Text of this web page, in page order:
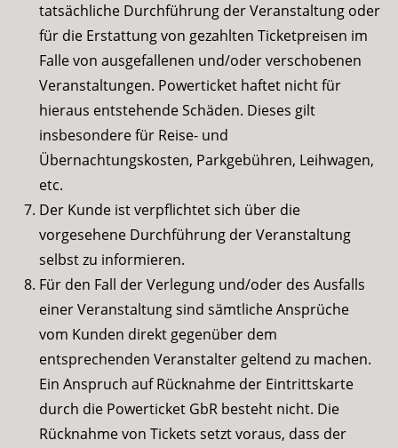
tatsächliche Durchführung der Veranstaltung oder
für die Erstattung von gezahlten Ticketpreisen im
Falle von ausgefallenen und/oder verschobenen
Veranstaltungen. Powerticket haftet nicht für
hieraus entstehende Schäden. Dieses gilt
insbesondere für Reise- und
Übernachtungskosten, Parkgebühren, Leihwagen,
etc.
Der Kunde ist verpflichtet sich über die
vorgesehene Durchführung der Veranstaltung
selbst zu informieren.
Für den Fall der Verlegung und/oder des Ausfalls
einer Veranstaltung sind sämtliche Ansprüche
vom Kunden direkt gegenüber dem
entsprechenden Veranstalter geltend zu machen.
Ein Anspruch auf Rücknahme der Eintrittskarte
durch die Powerticket GbR besteht nicht. Die
Rücknahme von Tickets setzt voraus, dass der